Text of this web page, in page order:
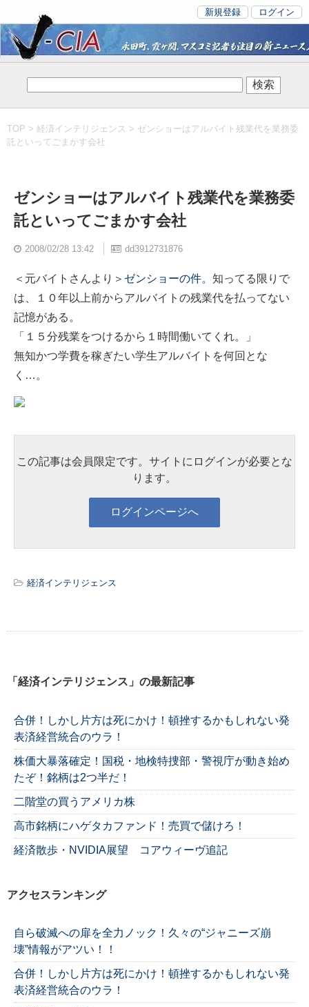
新規登録 ログイン
TOP > 経済インテリジェンス > ゼンショーはアルバイト残業代を業務委
託といってごまかす会社
ゼンショーはアルバイト残業代を業務委
託といってごまかす会社
2008/02/28 13:42 dd3912731876
＜元バイトさんより＞ ゼンショーの件。 知ってる限りで
は、１０年以上前からアルバイトの残業代を払ってない
記憶がある。
「１５分残業をつけるから１時間働いてくれ。」
無知かつ学費を稼ぎたい学生アルバイトを何回とな
く…。
この記事は会員限定です。サイトにログインが必要とな
ります。
経済インテリジェンス
「経済インテリジェンス」の最新記事
合併！しかし片方は死にかけ！頓挫するかもしれない発
表済経営統合のウラ！
株価大暴落確定！国税・地検特捜部・警視庁が動き始め
たぞ！銘柄は2つ半だ！
二階堂の買うアメリカ株
高市銘柄にハゲタカファンド！売買で儲けろ！
経済散歩・NVIDIA展望 コアウィーヴ追記
アクセスランキング
自ら破滅への扉を全力ノック！久々の“ジャニーズ崩
壊”情報がアツい！！
合併！しかし片方は死にかけ！頓挫するかもしれない発
表済経営統合のウラ！